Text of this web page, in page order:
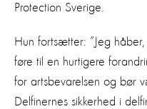
Protection Sverige.
Hun fortsætter: ”Jeg
føre til en hurtigere
for artsbevarelsen og bør
Delfinernes sikkerhed i